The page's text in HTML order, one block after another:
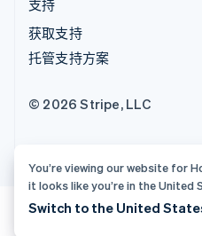
支持
获取支持
托管支持方案
© 2026 Stripe, LLC
You’re viewing our website for
it looks like you’re in the United
Switch to the United